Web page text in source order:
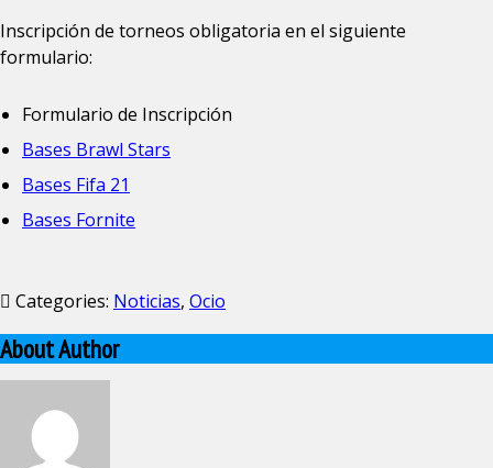
Inscripción de torneos obligatoria en el siguiente
formulario:
Formulario de Inscripción
Bases Brawl Stars
Bases Fifa 21
Bases Fornite
Categories: Noticias, Ocio
About Author